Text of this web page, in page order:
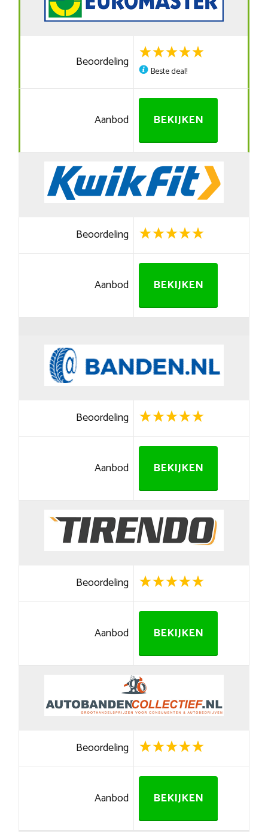
Beoordeling
Beste deal!
Aanbod BEKIJKEN
Beoordeling
Aanbod BEKIJKEN
Beoordeling
Aanbod BEKIJKEN
Beoordeling
Aanbod BEKIJKEN
Beoordeling
Aanbod BEKIJKEN